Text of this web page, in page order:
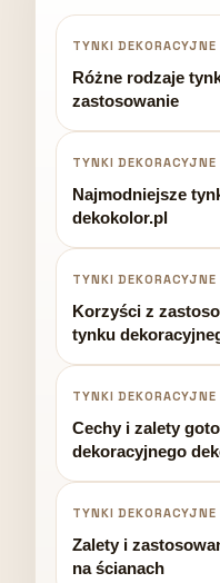
TYNKI DEKORACYJNE
Różne rodzaje
zastosowanie
TYNKI DEKORACYJNE
Najmodniejsze
dekokolor.pl
TYNKI DEKORACYJNE
Korzyści z
tynku
TYNKI DEKORACYJNE
Cechy i zalety
dekoracyjnego
TYNKI DEKORACYJNE
Zalety i
na ścianach